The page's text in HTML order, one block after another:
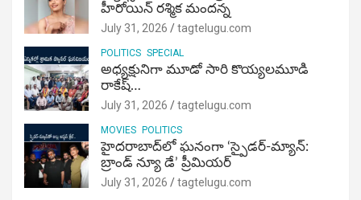
హీరోయిన్ రశ్మిక మందన్న
July 31, 2026 tagtelugu.com
POLITICS SPECIAL
అధ్యక్షునిగా మూడో సారి కొయ్యలమూడి
రాకేష్‌…
July 31, 2026 tagtelugu.com
MOVIES POLITICS
హైదరాబాద్‌లో ఘనంగా ‘స్పైడర్-మ్యాన్:
బ్రాండ్ న్యూ డే’ ప్రీమియర్
July 31, 2026 tagtelugu.com